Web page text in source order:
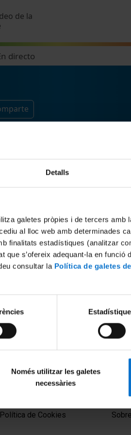
Detalls
galetes pròpies i de tercers amb
al lloc web amb determinades
finalitats estadístiques (analitzar
que s’ofereix adequant-la en
consultar la Política de galetes
Només utilitzar les galetes
necessàries
de la
directo
Política de Cookies
PEU 2